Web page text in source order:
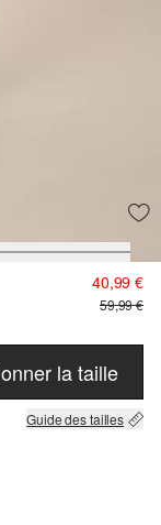
40,99 €
59,99 €
la taille
Guide des tailles